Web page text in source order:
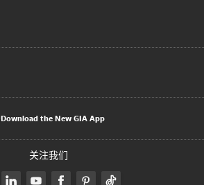
Download the New GIA App
关注我们